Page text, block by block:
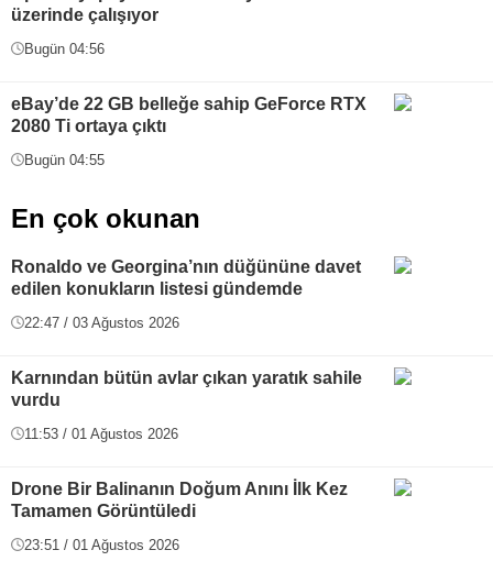
üzerinde çalışıyor
Bugün 04:56
eBay’de 22 GB belleğe sahip GeForce RTX
2080 Ti ortaya çıktı
Bugün 04:55
En çok okunan
Ronaldo ve Georgina’nın düğününe davet
edilen konukların listesi gündemde
22:47 / 03 Ağustos 2026
Karnından bütün avlar çıkan yaratık sahile
vurdu
11:53 / 01 Ağustos 2026
Drone Bir Balinanın Doğum Anını İlk Kez
Tamamen Görüntüledi
23:51 / 01 Ağustos 2026